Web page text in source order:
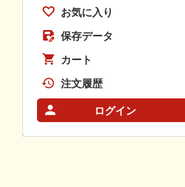
お気に入り
保存データ
カート
注文履歴
ログイン